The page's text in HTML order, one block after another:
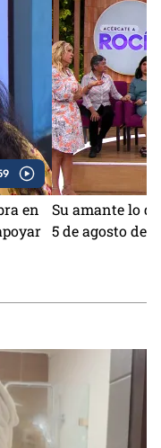
en
Su amante lo
5 de agosto del